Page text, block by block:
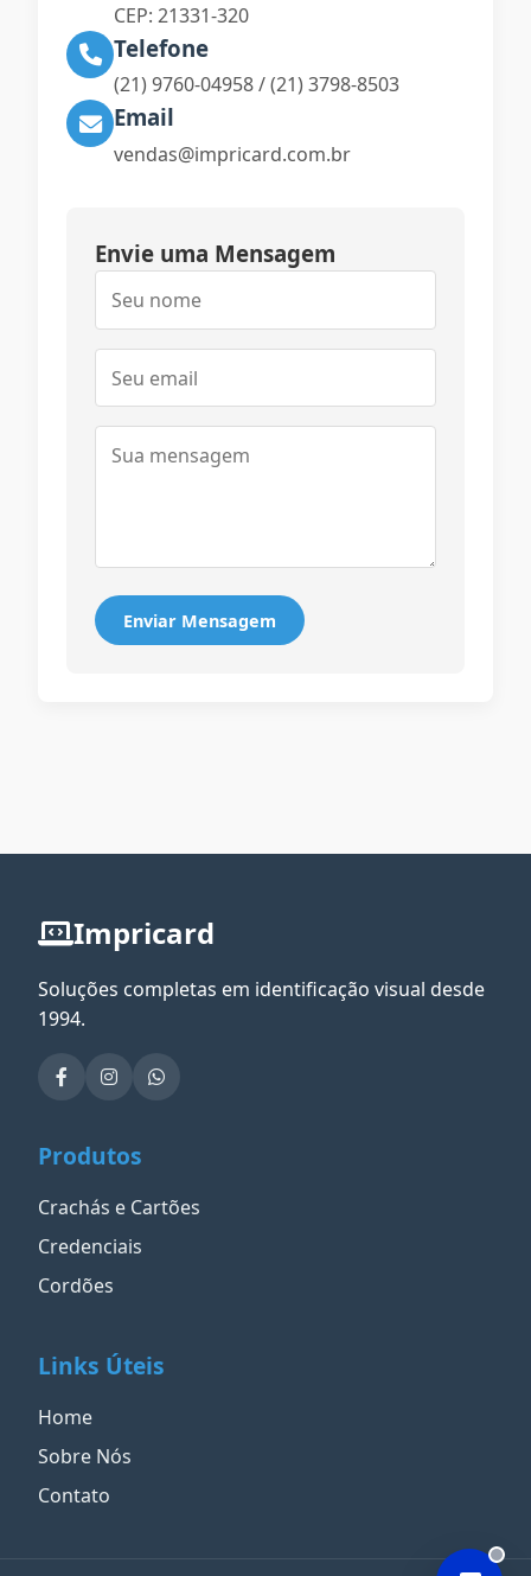
CEP: 21331-320
Telefone
(21) 9760-04958 / (21) 3798-8503
Email
vendas@impricard.com.br
Envie uma Mensagem
Enviar Mensagem
Impricard
Soluções completas em identificação visual desde
1994.
Produtos
Crachás e Cartões
Credenciais
Cordões
Links Úteis
Home
Sobre Nós
Contato